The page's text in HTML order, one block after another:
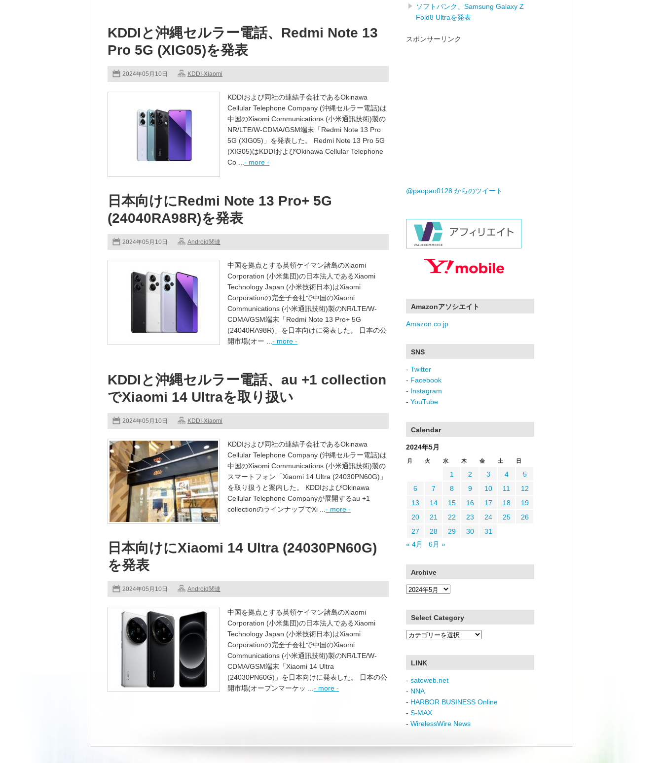
KDDIと沖縄セルラー電話、Redmi Note 13
Pro 5G (XIG05)を発表
2024年05月10日 KDDI-Xiaomi
KDDIおよび同社の連結子会社であるOkinawa
Cellular Telephone Company (沖縄セルラー電話)は
中国のXiaomi Communications (小米通訊技術)製の
NR/LTE/W-CDMA/GSM端末「Redmi Note 13 Pro
5G (XIG05)」を発表した。 Redmi Note 13 Pro 5G
(XIG05)はKDDIおよびOkinawa Cellular Telephone
Co ... - more -
日本向けにRedmi Note 13 Pro+ 5G
(24040RA98R)を発表
2024年05月10日 Android関連
中国を拠点とする英領ケイマン諸島のXiaomi
Corporation (小米集団)の日本法人であるXiaomi
Technology Japan (小米技術日本)はXiaomi
Corporationの完全子会社で中国のXiaomi
Communications (小米通訊技術)製のNR/LTE/W-
CDMA/GSM端末「Redmi Note 13 Pro+ 5G
(24040RA98R)」を日本向けに発表した。 日本の公
開市場(オー ... - more -
KDDIと沖縄セルラー電話、au +1 collection
でXiaomi 14 Ultraを取り扱い
2024年05月10日 KDDI-Xiaomi
KDDIおよび同社の連結子会社であるOkinawa
Cellular Telephone Company (沖縄セルラー電話)は
中国のXiaomi Communications (小米通訊技術)製の
スマートフォン「Xiaomi 14 Ultra (24030PN60G)」
を取り扱うと案内した。 KDDIおよびOkinawa
Cellular Telephone Companyが展開するau +1
collectionのラインナップでXi ... - more -
日本向けにXiaomi 14 Ultra (24030PN60G)
を発表
2024年05月10日 Android関連
中国を拠点とする英領ケイマン諸島のXiaomi
Corporation (小米集団)の日本法人であるXiaomi
Technology Japan (小米技術日本)はXiaomi
Corporationの完全子会社で中国のXiaomi
Communications (小米通訊技術)製のNR/LTE/W-
CDMA/GSM端末「Xiaomi 14 Ultra
(24030PN60G)」を日本向けに発表した。 日本の公
開市場(オープンマーケッ ... - more -
ソフトバンク、Samsung Galaxy Z
Fold8 Ultraを発表
スポンサーリンク
@paopao0128 からのツイート
Amazonアソシエイト
Amazon.co.jp
SNS
- Twitter
- Facebook
- Instagram
- YouTube
Calendar
2024年5月
月 火 水 木 金 土 日
1 2 3 4
5
6
7 8 9 10 11
12
13
14 15 16 17 18
19
20
21 22 23 24 25
26
27
28 29 30
31
« 4月
6月 »
Archive
Archive
Select Category
Select
LINK
- satoweb.net
- NNA
- HARBOR BUSINESS Online
- S-MAX
- WirelessWire News